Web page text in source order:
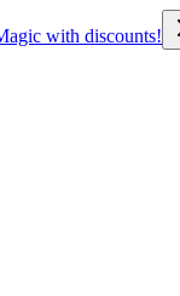
with discounts!